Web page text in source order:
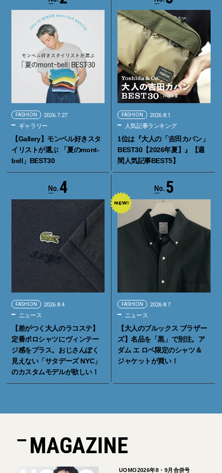
FASHION 2026.7.27
ギャラリー
【Gallery】モンベル好きスタ
イリストが選ぶ 「夏のmont-
bell」BEST30
FASHION 2026.8.1
人気記事ランキング
1位は『大人の「吉田カバン」
BEST30【2026年夏】』【週
間人気記事BEST5】
4
FASHION 2026.8.4
ニュース
【差がつく大人のラコステ】
定番ポロシャツにヴィンテー
ジ感をプラス。おじさんぽく
見えない「サタデーズ NYC」
のカスタムモデルが欲しい！
5
FASHION 2026.8.7
ニュース
【大人のブルックス ブラザー
ズ】名品を「黒」で別注。ア
ダム エ ロペ限定のシャツ＆
ジャケットが買い！
MAGAZINE
UOMO2026年8・9月合併号